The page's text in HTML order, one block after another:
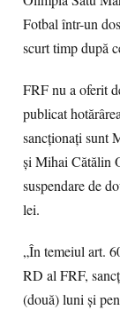
Fotbal într-un
scurt timp după
FRF nu a oferit
publicat
sancționați sunt
și Mihai Cătălin
suspendare de
lei.
„În temeiul art.
RD al FRF,
(două) luni și